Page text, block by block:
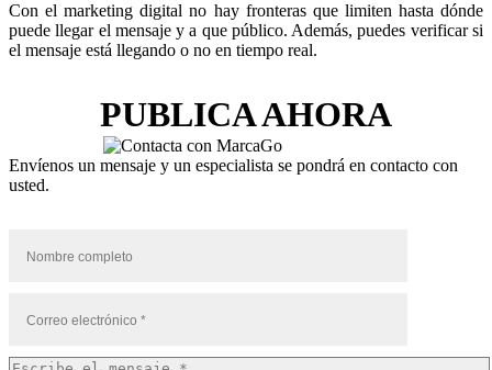
Con el marketing digital no hay fronteras que limiten hasta dónde
puede llegar el mensaje y a que público. Además, puedes verificar si
el mensaje está llegando o no en tiempo real.
PUBLICA AHORA
Envíenos un mensaje y un especialista se pondrá en contacto con
usted.